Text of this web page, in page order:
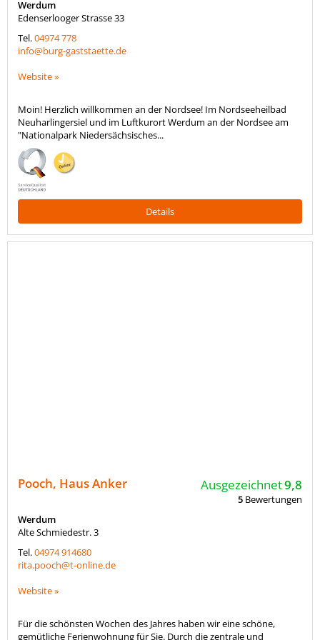
Werdum
Edenserlooger Strasse 33
Tel.04974 778
info@burg-gaststaette.de
Website »
Moin! Herzlich willkommen an der Nordsee! Im Nordseeheilbad
Neuharlingersiel und im Luftkurort Werdum an der Nordsee am
"Nationalpark Niedersächsisches...
Details
Pooch, Haus Anker Ausgezeichnet9,8
5 Bewertungen
Werdum
Alte Schmiedestr. 3
Tel.04974 914680
rita.pooch@t-online.de
Website »
Für die schönsten Wochen des Jahres haben wir eine schöne,
gemütliche Ferienwohnung für Sie. Durch die zentrale und